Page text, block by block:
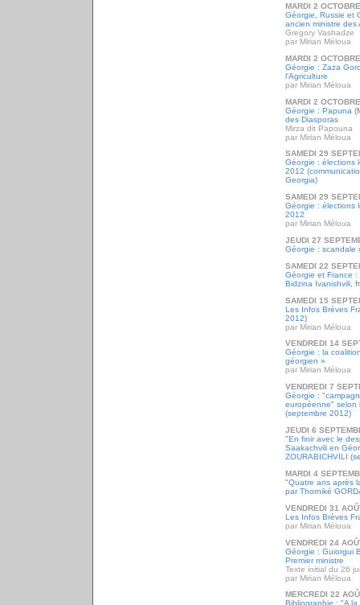
MARDI 2
Géorgie, Russie et
ancien ministre des
Gregory Vashadze
par Mirian Méloua
MARDI 2
Géorgie : Zaza
l'Agriculture
par Mirian Méloua
MARDI 2
Géorgie : Papuna
des Diasporas
Mirza dit Papouna
par Mirian Méloua
SAMEDI 29
Géorgie : élections
2012
Georgia)
SAMEDI 29
Géorgie : élections
2012
par Mirian Méloua
JEUDI 27
Géorgie : scandale
SAMEDI 22
Géorgie et France :
Bidzina Ivanishvili,
SAMEDI 15
Les Infos Brèves
2012)
par Mirian Méloua
VENDREDI 14
Géorgie : la
géorgien »
par Mirian Méloua
VENDREDI 7
Géorgie :
européenne" selon
(septembre 2012)
JEUDI 6
"En finir avec le
Saakachvili en
ZOURABICHVILI
MARDI 4
"Quatre ans après
par Thorniké
VENDREDI 31
Les Infos Brèves
par Mirian Méloua
VENDREDI 24
Géorgie : Guiorgui
Premier ministre
Texte initial du 26
par Mirian Méloua
MERCREDI 22